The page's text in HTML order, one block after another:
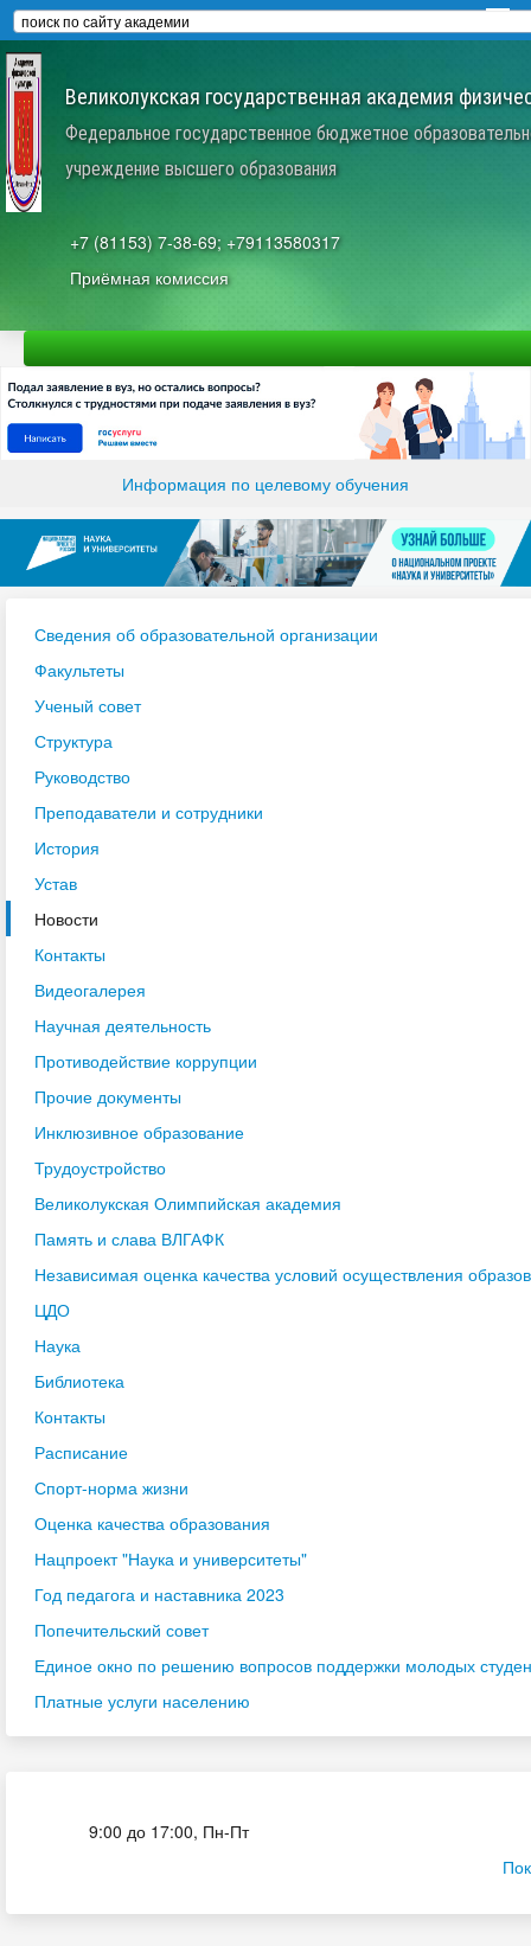
Великолукская государственная академия
Федеральное государственное бюджетное
учреждение высшего образования
+7 (81153) 7-38-69; +79113580317
Приёмная комиссия
Информация по целевому обучения
Сведения об образовательной организации
Факультеты
Ученый совет
Структура
Руководство
Преподаватели и сотрудники
История
Устав
Новости
Контакты
Видеогалерея
Научная деятельность
Противодействие коррупции
Прочие документы
Инклюзивное образование
Трудоустройство
Великолукская Олимпийская академия
Память и слава ВЛГАФК
Независимая оценка качества условий осуществления
ЦДО
Наука
Библиотека
Контакты
Расписание
Спорт-норма жизни
Оценка качества образования
Нацпроект "Наука и университеты"
Год педагога и наставника 2023
Попечительский совет
Единое окно по решению вопросов поддержки молодых
Платные услуги населению
9:00 до 17:00, Пн-Пт